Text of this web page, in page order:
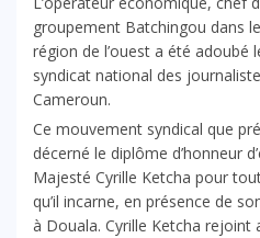
groupement Batchingou dans
région de l’ouest a été
syndicat national des
Cameroun.
Ce mouvement syndical que
décerné le diplôme d’honneur
Majesté Cyrille Ketcha pour
qu’il incarne, en présence de
à Douala. Cyrille Ketcha rejoint